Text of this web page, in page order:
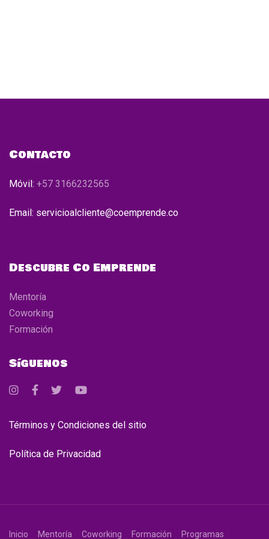
Contacto
Móvil: +57 3166232565
Email: servicioalcliente@coemprende.co
Descubre Co Emprende
Mentoría
Coworking
Formación
Síguenos
Términos y Condiciones del sitio
Política de Privacidad
Inicio Mentoría Coworking Formación Programas